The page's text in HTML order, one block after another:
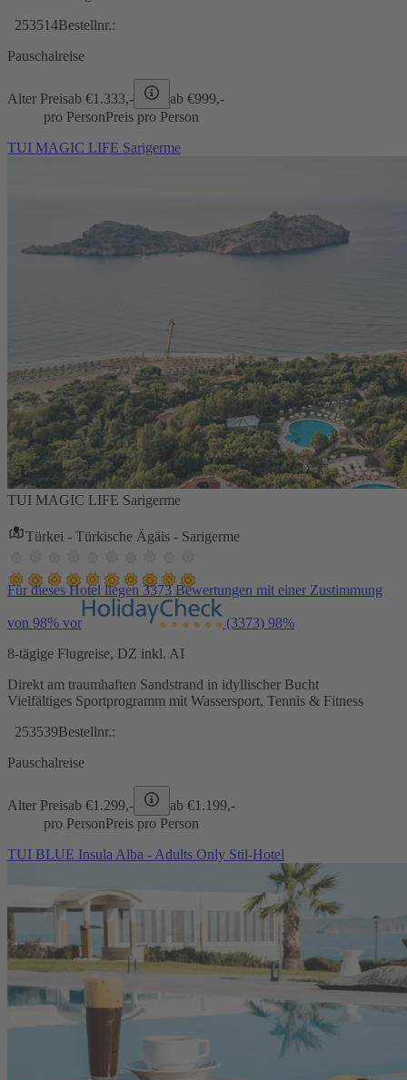
253514Bestellnr.:
Pauschalreise
Alter Preisab €1.333,- ab €999,-
pro PersonPreis pro Person
TUI MAGIC LIFE Sarigerme
TUI MAGIC LIFE Sarigerme
Türkei - Türkische Ägäis - Sarigerme
Für dieses Hotel liegen 3373 Bewertungen mit einer Zustimmung
von 98% vor (3373) 98%
8-tägige Flugreise, DZ inkl. AI
Direkt am traumhaften Sandstrand in idyllischer Bucht
Vielfältiges Sportprogramm mit Wassersport, Tennis & Fitness
253539Bestellnr.:
Pauschalreise
Alter Preisab €1.299,- ab €1.199,-
pro PersonPreis pro Person
TUI BLUE Insula Alba - Adults Only Stil-Hotel